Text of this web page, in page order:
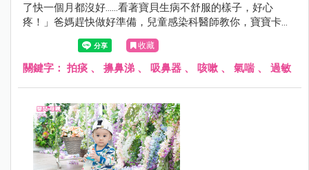
了快一個月都沒好……看著寶貝生病不舒服的樣子，好心
疼！」爸媽趕快做好準備，兒童感染科醫師教你，寶寶卡
痰、鼻涕的正確作法。
收藏
關鍵字： 拍痰 、 擤鼻涕 、 吸鼻器 、 咳嗽 、 氣喘、 過敏